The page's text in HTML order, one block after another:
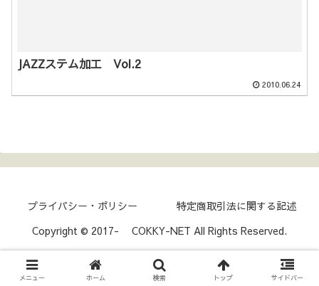
JAZZステム加工 Vol.2
2010.06.24
プライバシー・ポリシー
特定商取引法に関する記述
Copyright © 2017- COKKY-NET All Rights Reserved.
メニュー ホーム 検索 トップ サイドバー